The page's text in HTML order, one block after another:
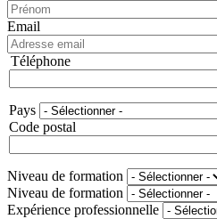
Email
Téléphone
Adresse
Pays
Code postal
Niveau de formation
Niveau de formation
Expérience professionnelle